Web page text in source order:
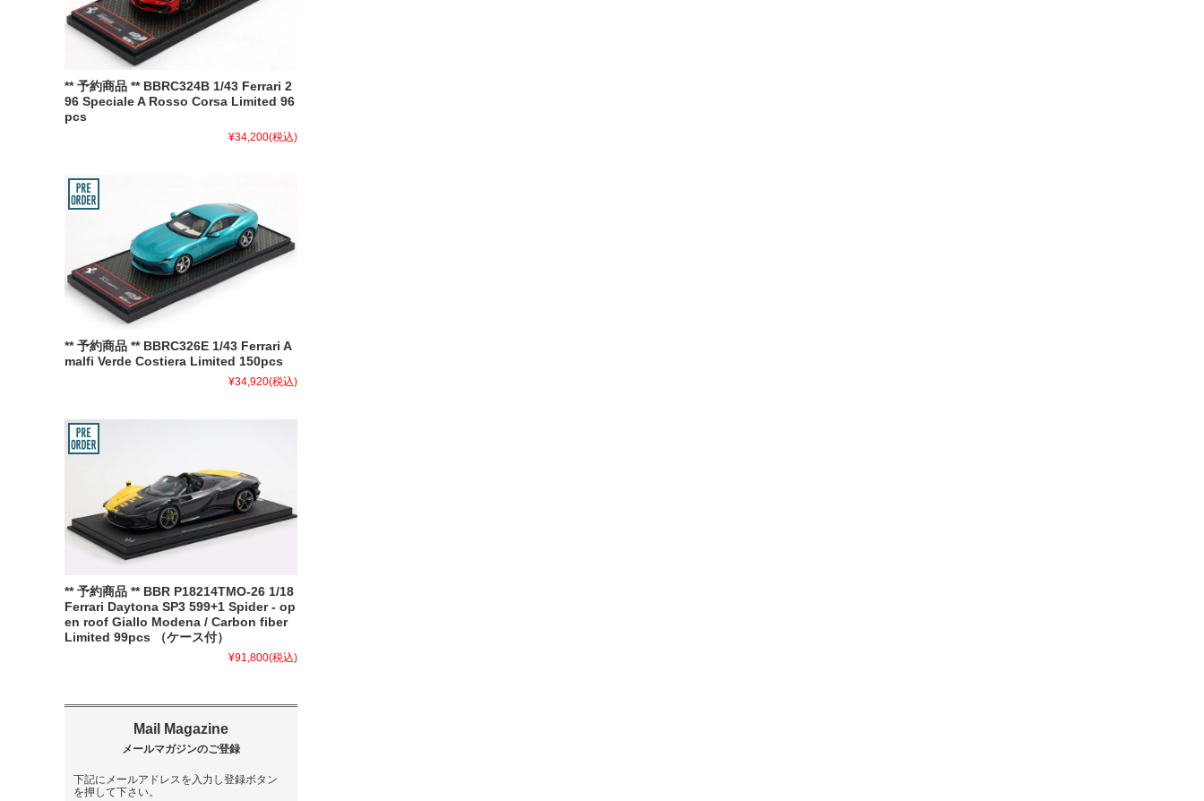
** 予約商品 ** BBRC324B 1/43 Ferrari 2
96 Speciale A Rosso Corsa Limited 96
pcs
¥34,200(税込)
** 予約商品 ** BBRC326E 1/43 Ferrari A
malfi Verde Costiera Limited 150pcs
¥34,920(税込)
** 予約商品 ** BBR P18214TMO-26 1/18
Ferrari Daytona SP3 599+1 Spider - op
en roof Giallo Modena / Carbon fiber
Limited 99pcs （ケース付）
¥91,800(税込)
下記にメールアドレスを入力し登録ボタン
を押して下さい。